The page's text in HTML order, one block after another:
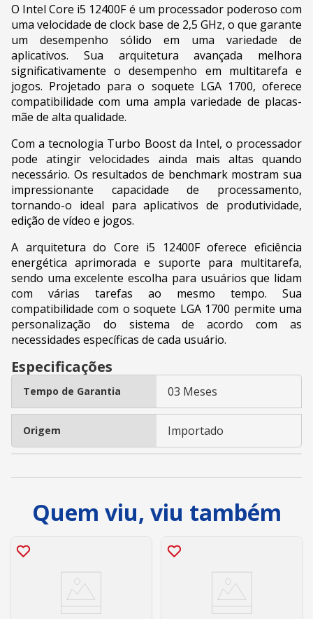
O Intel Core i5 12400F é um processador poderoso com
uma velocidade de clock base de 2,5 GHz, o que garante
um desempenho sólido em uma variedade de
aplicativos. Sua arquitetura avançada melhora
significativamente o desempenho em multitarefa e
jogos. Projetado para o soquete LGA 1700, oferece
compatibilidade com uma ampla variedade de placas-
mãe de alta qualidade.
Com a tecnologia Turbo Boost da Intel, o processador
pode atingir velocidades ainda mais altas quando
necessário. Os resultados de benchmark mostram sua
impressionante capacidade de processamento,
tornando-o ideal para aplicativos de produtividade,
edição de vídeo e jogos.
A arquitetura do Core i5 12400F oferece eficiência
energética aprimorada e suporte para multitarefa,
sendo uma excelente escolha para usuários que lidam
com várias tarefas ao mesmo tempo. Sua
compatibilidade com o soquete LGA 1700 permite uma
personalização do sistema de acordo com as
necessidades específicas de cada usuário.
Especificações
Tempo de Garantia 03 Meses
Origem Importado
Quem viu, viu também